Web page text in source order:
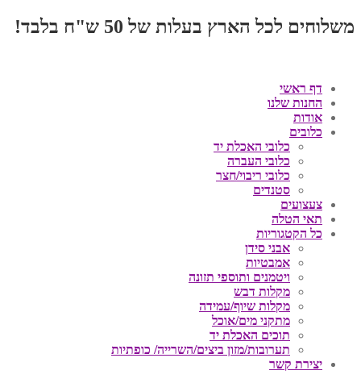
משלוחים לכל הארץ בעלות של 50 ש"ח בלבד!
דף ראשי
החנות שלנו
אודות
כלובים
כלובי האכלת יד
כלובי העברה
כלובי ריבוי/חצר
סטנדים
צעצועים
תאי הטלה
כל הקטגוריות
אבני סידן
אמבטיות
ויטמנים ותוספי תזונה
מקלות דבש
מקלות שיוף/עמידה
מתקני מים/אוכל
תוכים האכלת יד
תערובות/מזון ביצים/השרייה/ כופתיות
יצירת קשר